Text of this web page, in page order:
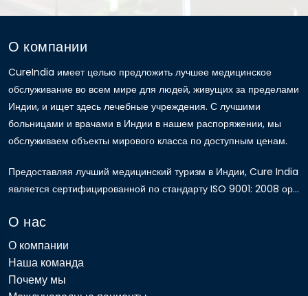
О компании
CureIndia имеет целью предложить лучшее медицинское
обслуживание во всем мире для людей, живущих за пределами
Индии, и ищет здесь лечебные учреждения. С лучшими
больницами и врачами в Индии в нашем распоряжении, мы
обслуживаем объекты мирового класса по доступным ценам.
Предоставляя лучший медицинский туризм в Индии, Cure India
является сертифицированной по стандарту ISO 9001: 2008 ор...
О нас
О компании
Наша команда
Почему мы